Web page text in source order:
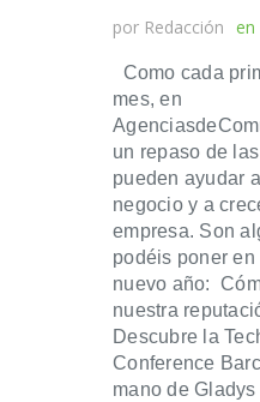
por Redacción en
Como cada
mes, en
un repaso de
pueden ayudar
negocio y a
empresa. Son
podéis poner en
nuevo año:
nuestra
Descubre la
Conference
mano de